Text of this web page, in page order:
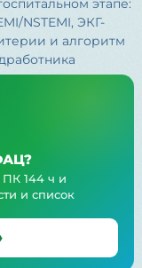
этапе:
NSTEMI, ЭКГ-
и алгоритм
144 ч и
и список